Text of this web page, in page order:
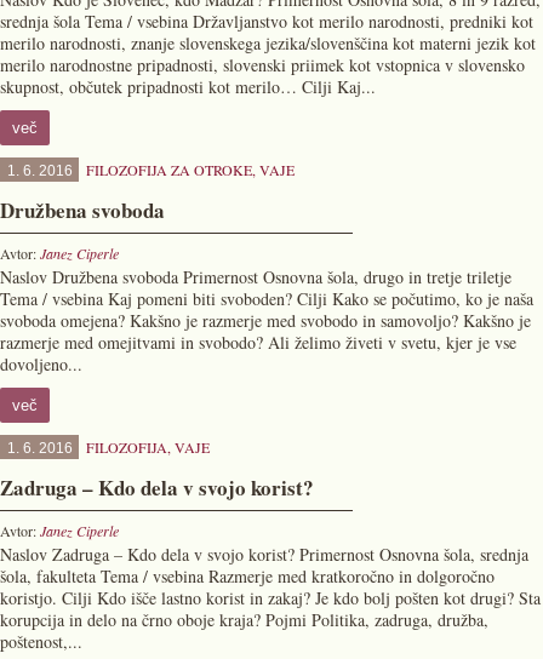
srednja šola Tema / vsebina Državljanstvo kot merilo narodnosti, predniki kot
merilo narodnosti, znanje slovenskega jezika/slovenščina kot materni jezik kot
merilo narodnostne pripadnosti, slovenski priimek kot vstopnica v slovensko
skupnost, občutek pripadnosti kot merilo… Cilji Kaj...
več
1. 6. 2016 FILOZOFIJA ZA OTROKE, VAJE
Družbena svoboda
Avtor:Janez Ciperle
Naslov Družbena svoboda Primernost Osnovna šola, drugo in tretje triletje
Tema / vsebina Kaj pomeni biti svoboden? Cilji Kako se počutimo, ko je naša
svoboda omejena? Kakšno je razmerje med svobodo in samovoljo? Kakšno je
razmerje med omejitvami in svobodo? Ali želimo živeti v svetu, kjer je vse
dovoljeno...
več
1. 6. 2016 FILOZOFIJA, VAJE
Zadruga – Kdo dela v svojo korist?
Avtor:Janez Ciperle
Naslov Zadruga – Kdo dela v svojo korist? Primernost Osnovna šola, srednja
šola, fakulteta Tema / vsebina Razmerje med kratkoročno in dolgoročno
koristjo. Cilji Kdo išče lastno korist in zakaj? Je kdo bolj pošten kot drugi? Sta
korupcija in delo na črno oboje kraja? Pojmi Politika, zadruga, družba,
poštenost,...